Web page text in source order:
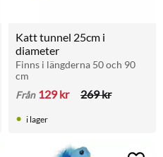
Katt tunnel 25cm i
diameter
Finns i längderna 50 och 90
cm
Från 129kr 269kr
i lager